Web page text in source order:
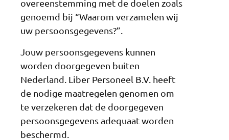
overeenstemming met de doelen zoals
genoemd bij “Waarom verzamelen wij
uw persoonsgegevens?”.
Jouw persoonsgegevens kunnen
worden doorgegeven buiten
Nederland. Liber Personeel B.V. heeft
de nodige maatregelen genomen om
te verzekeren dat de doorgegeven
persoonsgegevens adequaat worden
beschermd.